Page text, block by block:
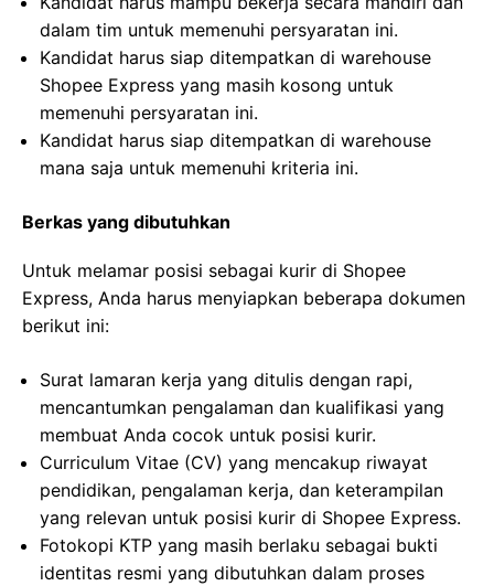
dalam tim untuk memenuhi persyaratan ini.
Kandidat harus siap ditempatkan di warehouse
Shopee Express yang masih kosong untuk
memenuhi persyaratan ini.
Kandidat harus siap ditempatkan di warehouse
mana saja untuk memenuhi kriteria ini.
Berkas yang dibutuhkan
Untuk melamar posisi sebagai kurir di Shopee
Express, Anda harus menyiapkan beberapa dokumen
berikut ini:
Surat lamaran kerja yang ditulis dengan rapi,
mencantumkan pengalaman dan kualifikasi yang
membuat Anda cocok untuk posisi kurir.
Curriculum Vitae (CV) yang mencakup riwayat
pendidikan, pengalaman kerja, dan keterampilan
yang relevan untuk posisi kurir di Shopee Express.
Fotokopi KTP yang masih berlaku sebagai bukti
identitas resmi yang dibutuhkan dalam proses